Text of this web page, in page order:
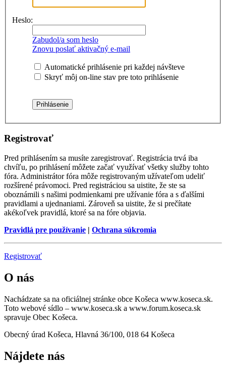
Heslo:
Zabudol/a som heslo
Znovu poslať aktivačný e-mail
Automatické prihlásenie pri každej návšteve
Skryť môj on-line stav pre toto prihlásenie
Registrovať
Pred prihlásením sa musíte zaregistrovať. Registrácia trvá iba
chvíľu, po prihlásení môžete začať využívať všetky služby tohto
fóra. Administrátor fóra môže registrovaným užívateľom udeliť
rozšírené právomoci. Pred registráciou sa uistite, že ste sa
oboznámili s našimi podmienkami pre užívanie fóra a s ďalšími
pravidlami a ujednaniami. Zároveň sa uistite, že si prečítate
akékoľvek pravidlá, ktoré sa na fóre objavia.
Pravidlá pre používanie | Ochrana súkromia
Registrovať
O nás
Nachádzate sa na oficiálnej stránke obce Košeca www.koseca.sk.
Toto webové sídlo – www.koseca.sk a www.forum.koseca.sk
spravuje Obec Košeca.
Obecný úrad Košeca, Hlavná 36/100, 018 64 Košeca
Nájdete nás